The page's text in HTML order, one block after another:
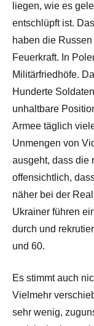
liegen, wie es
entschlüpft ist.
haben die
Feuerkraft. In
Militärfriedhöfe.
Hunderte
unhaltbare
Armee täglich
Unmengen von
ausgeht, dass die
offensichtlich,
näher bei der
Ukrainer führen
durch und
und 60.
Es stimmt auch
Vielmehr
sehr wenig,